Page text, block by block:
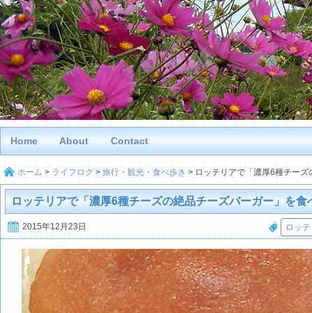
Home About Contact
ホーム > ライフログ >旅行・観光・食べ歩き > ロッテリアで「濃厚6種チー
ロッテリアで「濃厚6種チーズの絶品チーズバーガー」を食
2015年12月23日 ロッ